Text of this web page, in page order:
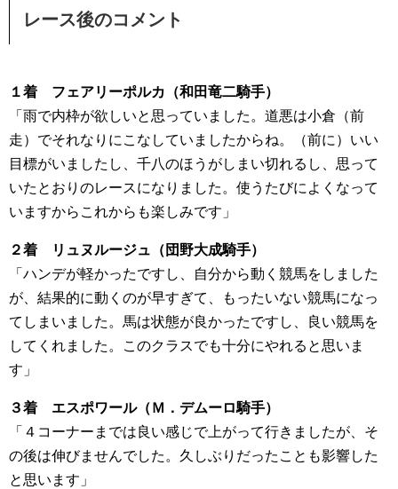
レース後のコメント
１着 フェアリーポルカ（和田竜二騎手）
「雨で内枠が欲しいと思っていました。道悪は小倉（前
走）でそれなりにこなしていましたからね。（前に）いい
目標がいましたし、千八のほうがしまい切れるし、思って
いたとおりのレースになりました。使うたびによくなって
いますからこれからも楽しみです」
２着 リュヌルージュ（団野大成騎手）
「ハンデが軽かったですし、自分から動く競馬をしました
が、結果的に動くのが早すぎて、もったいない競馬になっ
てしまいました。馬は状態が良かったですし、良い競馬を
してくれました。このクラスでも十分にやれると思いま
す」
３着 エスポワール（Ｍ．デムーロ騎手）
「４コーナーまでは良い感じで上がって行きましたが、そ
の後は伸びませんでした。久しぶりだったことも影響した
と思います」